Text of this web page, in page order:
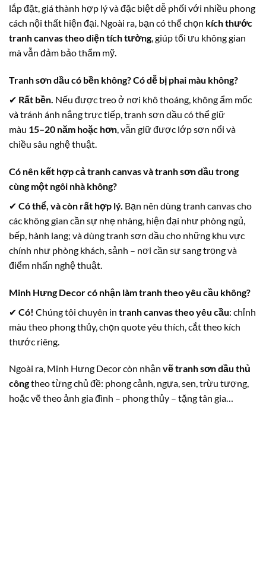
lắp đặt, giá thành hợp lý và đặc biệt dễ phối với nhiều phong
cách nội thất hiện đại. Ngoài ra, bạn có thể chọn kích thước
tranh canvas theo diện tích tường, giúp tối ưu không gian
mà vẫn đảm bảo thẩm mỹ.
Tranh sơn dầu có bền không? Có dễ bị phai màu không?
✔ Rất bền. Nếu được treo ở nơi khô thoáng, không ẩm mốc
và tránh ánh nắng trực tiếp, tranh sơn dầu có thể giữ
màu 15–20 năm hoặc hơn, vẫn giữ được lớp sơn nổi và
chiều sâu nghệ thuật.
Có nên kết hợp cả tranh canvas và tranh sơn dầu trong
cùng một ngôi nhà không?
✔ Có thể, và còn rất hợp lý. Bạn nên dùng tranh canvas cho
các không gian cần sự nhẹ nhàng, hiện đại như phòng ngủ,
bếp, hành lang; và dùng tranh sơn dầu cho những khu vực
chính như phòng khách, sảnh – nơi cần sự sang trọng và
điểm nhấn nghệ thuật.
Minh Hưng Decor có nhận làm tranh theo yêu cầu không?
✔ Có! Chúng tôi chuyên in tranh canvas theo yêu cầu: chỉnh
màu theo phong thủy, chọn quote yêu thích, cắt theo kích
thước riêng.
Ngoài ra, Minh Hưng Decor còn nhận vẽ tranh sơn dầu thủ
côngtheo từng chủ đề: phong cảnh, ngựa, sen, trừu tượng,
hoặc vẽ theo ảnh gia đình – phong thủy – tặng tân gia…